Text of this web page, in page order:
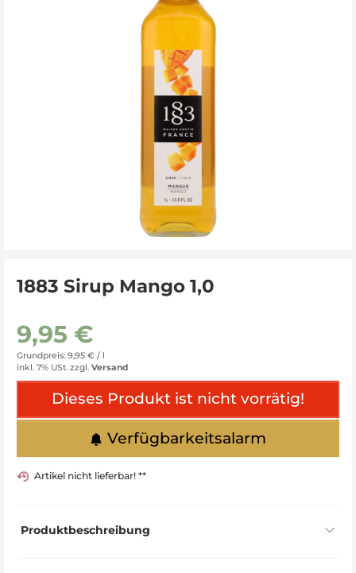
1883 Sirup Mango 1,0
9,95 €
Grundpreis: 9,95 € / l
inkl. 7% USt. zzgl. Versand
Dieses Produkt ist nicht vorrätig!
Verfügbarkeitsalarm
Artikel nicht lieferbar! **
Produktbeschreibung